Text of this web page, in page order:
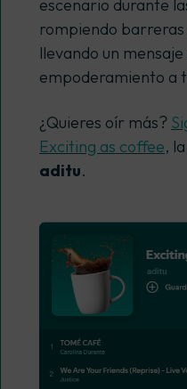
escenario durante
rompiendo
llevando un
empoderamiento a
¿Quieres oír más?
Exciting as coffee,
aditu.